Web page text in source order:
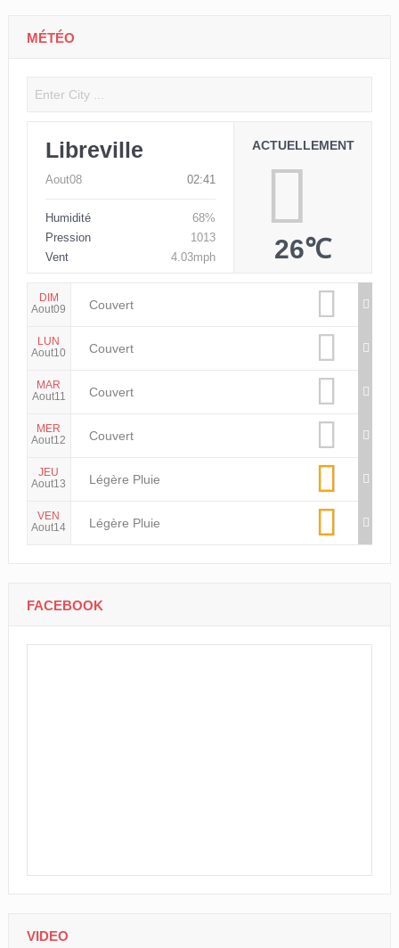
MÉTÉO
Libreville
Aout08 02:41
Humidité
68%
Pression
1013
Vent
4.03mph
ACTUELLEMENT
26℃
DIM
Aout09
Couvert
LUN
Aout10
Couvert
MAR
Aout11
Couvert
MER
Aout12
Couvert
JEU
Aout13
Légère Pluie
VEN
Aout14
Légère Pluie
FACEBOOK
VIDEO